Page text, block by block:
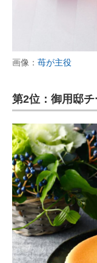
画像： 苺が主役
第2位：御用邸チ